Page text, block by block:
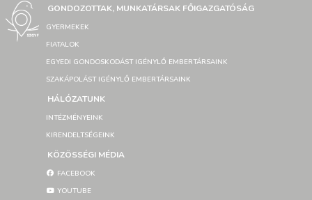
GONDOZOTTAK, MUNKATÁRSAK FŐIGAZGATÓSÁG
GYERMEKEK
FIATALOK
EGYEDI GONDOSKODÁST IGÉNYLŐ EMBERTÁRSAINK
SZAKÁPOLÁST IGÉNYLŐ EMBERTÁRSAINK
HÁLÓZATUNK
INTÉZMÉNYEINK
KIRENDELTSÉGEINK
KÖZÖSSÉGI MÉDIA
FACEBOOK
YOUTUBE